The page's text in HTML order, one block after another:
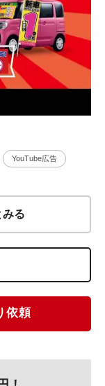
YouTube広告
る
っとみる
依頼